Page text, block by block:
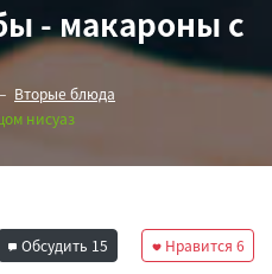
- макароны с
Вторые блюда
нисуаз
Нравится 6
Обсудить 15